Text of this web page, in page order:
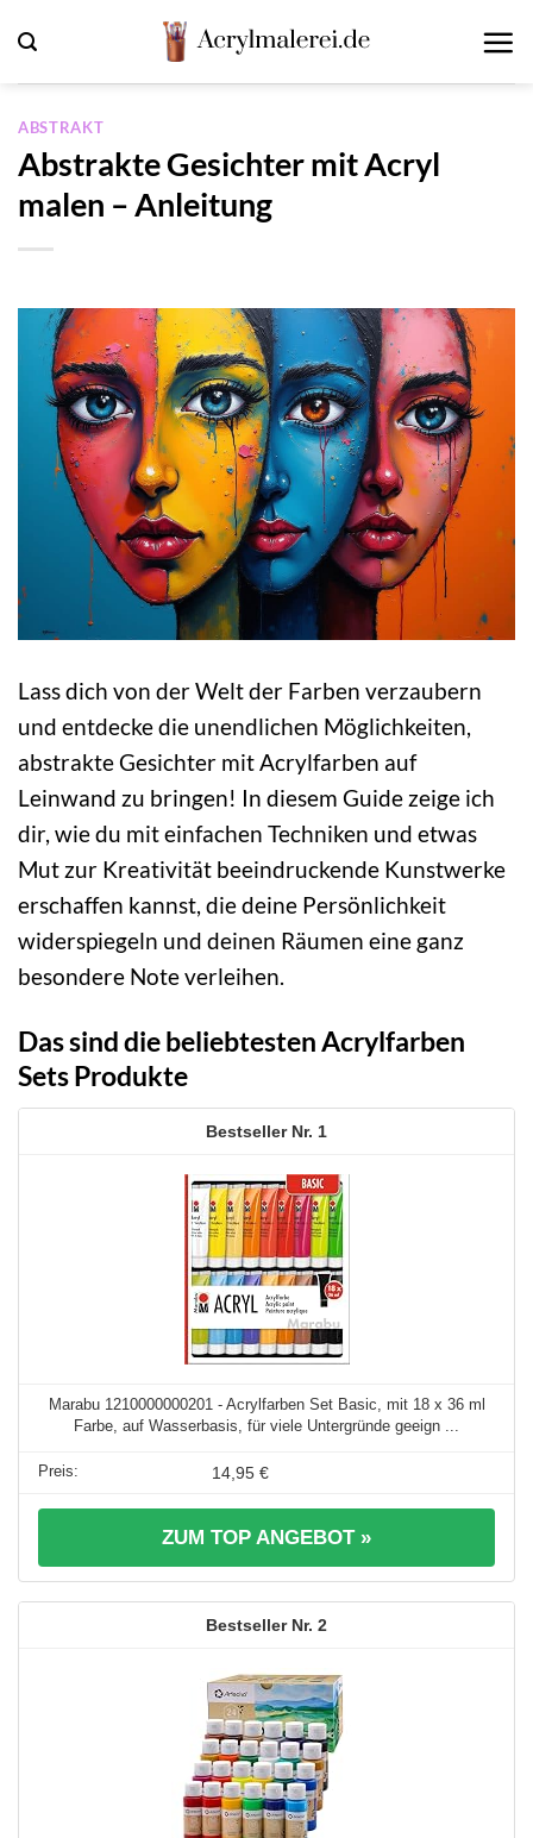
Inhalt
springen
ABSTRAKT
Abstrakte Gesichter mit Acryl
malen – Anleitung
Lass dich von der Welt der Farben verzaubern
und entdecke die unendlichen Möglichkeiten,
abstrakte Gesichter mit Acrylfarben auf
Leinwand zu bringen! In diesem Guide zeige ich
dir, wie du mit einfachen Techniken und etwas
Mut zur Kreativität beeindruckende Kunstwerke
erschaffen kannst, die deine Persönlichkeit
widerspiegeln und deinen Räumen eine ganz
besondere Note verleihen.
Das sind die beliebtesten Acrylfarben
Sets Produkte
1
Marabu 1210000000201 - Acrylfarben Set Basic, mit 18 x 36 ml
Farbe, auf Wasserbasis, für viele Untergründe geeign ...
14,95 €
ZUM TOP ANGEBOT »
2